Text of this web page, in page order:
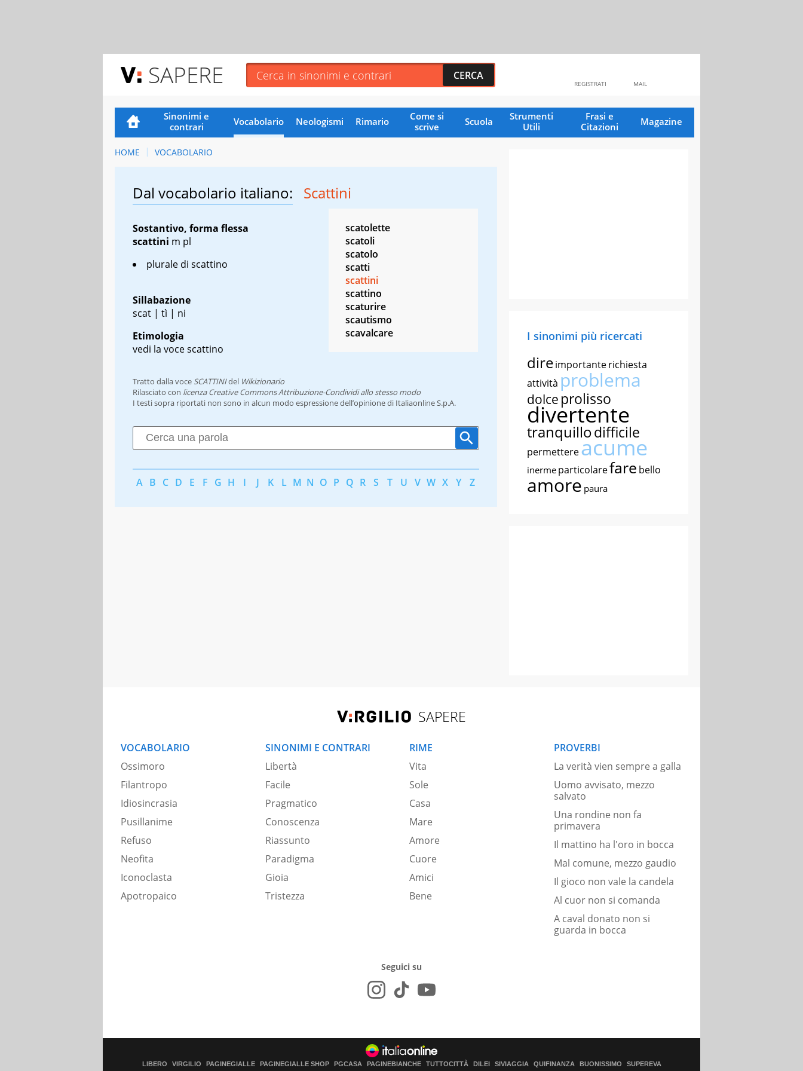
SAPERE MAIL
REGISTRATI
Sinonimi e
contrari
Vocabolario Neologismi Rimario
Come si
scrive
Scuola
Strumenti
Utili
Frasi e
Citazioni
Magazine
HOME VOCABOLARIO
Dal vocabolario italiano: Scattini
Sostantivo, forma flessa
scattini m pl
plurale di scattino
Sillabazione
scat | tì | ni
Etimologia
vedi la voce scattino
scatolette
scatoli
scatolo
scatti
scattini
scattino
scaturire
scautismo
scavalcare
Tratto dalla voce SCATTINIdel Wikizionario
Rilasciato con licenza Creative Commons Attribuzione-Condividi allo stesso modo
I testi sopra riportati non sono in alcun modo espressione dell’opinione di Italiaonline S.p.A.
A B C D E F G H I J K L M N O P Q R S T U V W X Y Z
I sinonimi più ricercati
direimportanterichiesta
attività problema
dolce prolisso
divertente
tranquillodifficile
permettereacume
inerme particolarefare bello
amore paura
SAPERE
VOCABOLARIO
Ossimoro
Filantropo
Idiosincrasia
Pusillanime
Refuso
Neofita
Iconoclasta
Apotropaico
SINONIMI E CONTRARI
Libertà
Facile
Pragmatico
Conoscenza
Riassunto
Paradigma
Gioia
Tristezza
RIME
Vita
Sole
Casa
Mare
Amore
Cuore
Amici
Bene
PROVERBI
La verità vien sempre a galla
Uomo avvisato, mezzo
salvato
Una rondine non fa
primavera
Il mattino ha l'oro in bocca
Mal comune, mezzo gaudio
Il gioco non vale la candela
Al cuor non si comanda
A caval donato non si
guarda in bocca
Seguici su
LIBERO VIRGILIO PAGINEGIALLE PAGINEGIALLE SHOP PGCASA PAGINEBIANCHE TUTTOCITTÀ DILEI SIVIAGGIA QUIFINANZA BUONISSIMO SUPEREVA